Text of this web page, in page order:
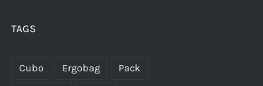
TAGS
Cubo Ergobag Pack